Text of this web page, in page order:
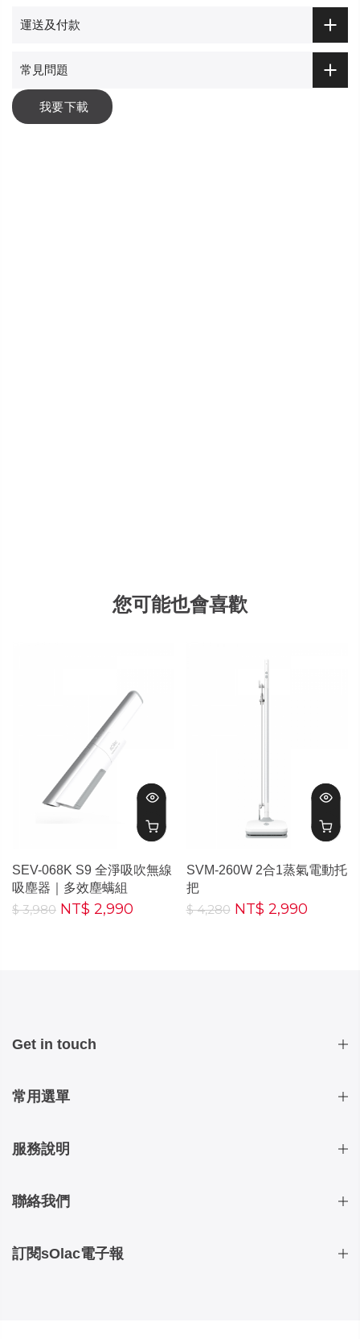
運送及付款
常見問題
我要下載
您可能也會喜歡
SEV-068K S9 全淨吸吹無線
吸塵器｜多效塵螨組
$ 3,980 NT$ 2,990
SVM-260W 2合1蒸氣電動托
把
$ 4,280 NT$ 2,990
Get in touch
常用選單
服務說明
聯絡我們
訂閱sOlac電子報